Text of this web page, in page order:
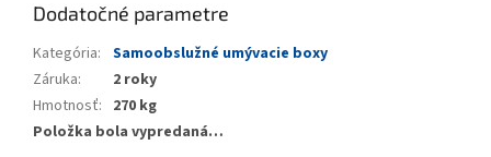
Dodatočné parametre
Kategória: Samoobslužné umývacie boxy
Záruka:
2 roky
Hmotnosť: 270 kg
Položka bola vypredaná…